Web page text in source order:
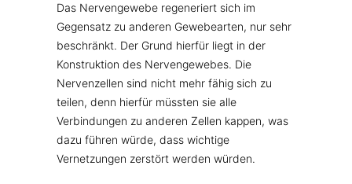
Das Nervengewebe regeneriert sich im
Gegensatz zu anderen Gewebearten, nur sehr
beschränkt. Der Grund hierfür liegt in der
Konstruktion des Nervengewebes. Die
Nervenzellen sind nicht mehr fähig sich zu
teilen, denn hierfür müssten sie alle
Verbindungen zu anderen Zellen kappen, was
dazu führen würde, dass wichtige
Vernetzungen zerstört werden würden.